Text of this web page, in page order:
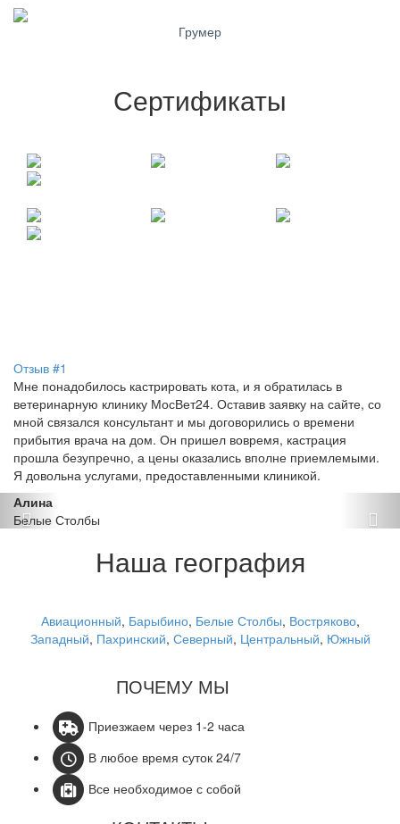
Грумер
Сертификаты
Отзыв #1
Мне понадобилось кастрировать кота, и я обратилась в
ветеринарную клинику МосВет24. Оставив заявку на сайте, со
мной связался консультант и мы договорились о времени
прибытия врача на дом. Он пришел вовремя, кастрация
прошла безупречно, а цены оказались вполне приемлемыми.
Я довольна услугами, предоставленными клиникой.
Алина
Белые Столбы
Наша география
Авиационный, Барыбино, Белые Столбы, Востряково,
Западный, Пахринский, Северный, Центральный, Южный
ПОЧЕМУ МЫ
Приезжаем через 1-2 часа
В любое время суток 24/7
Все необходимое с собой